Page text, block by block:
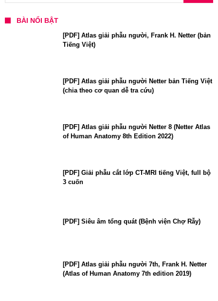
BÀI NỔI BẬT
[PDF] Atlas giải phẫu người, Frank H. Netter (bản
Tiếng Việt)
[PDF] Atlas giải phẫu người Netter bản Tiếng Việt
(chia theo cơ quan dễ tra cứu)
[PDF] Atlas giải phẫu người Netter 8 (Netter Atlas
of Human Anatomy 8th Edition 2022)
[PDF] Giải phẫu cắt lớp CT-MRI tiếng Việt, full bộ
3 cuốn
[PDF] Siêu âm tổng quát (Bệnh viện Chợ Rẫy)
[PDF] Atlas giải phẫu người 7th, Frank H. Netter
(Atlas of Human Anatomy 7th edition 2019)